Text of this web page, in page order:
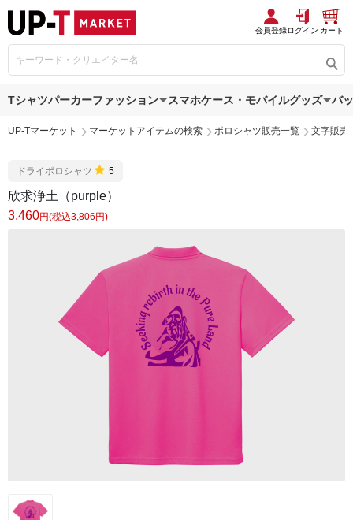
会員登録ログイン カート
Tシャツパーカーファッション スマホケース・モバイルグッズ バ
UP-Tマーケット マーケットアイテムの検索 ポロシャツ販売一覧 文字販売
ドライポロシャツ 5
欣求浄土（purple）
3,460円(税込3,806円)